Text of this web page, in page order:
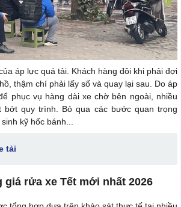
áp lực quá tải. Khách hàng đôi khi phải đợi
thậm chí phải lấy số và quay lại sau. Do áp
phục vụ hàng dài xe chờ bên ngoài, nhiều
bớt quy trình. Bỏ qua các bước quan trọng
kỹ hốc bánh...
tải
giá rửa xe Tết mới nhất 2026